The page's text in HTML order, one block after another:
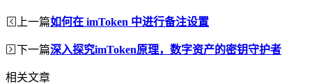
上一篇如何在 imToken 中进行备注设置
下一篇深入探究imToken原理，数字资产的密钥守护者
相关文章